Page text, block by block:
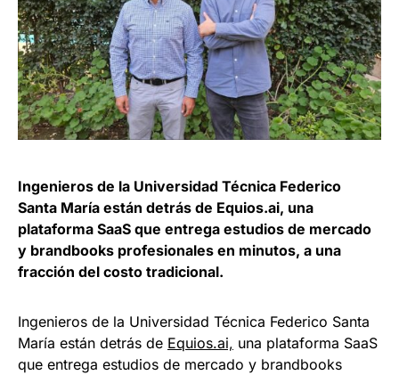
Ingenieros de la Universidad Técnica Federico
Santa María están detrás de Equios.ai, una
plataforma SaaS que entrega estudios de mercado
y brandbooks profesionales en minutos, a una
fracción del costo tradicional.
Ingenieros de la Universidad Técnica Federico Santa
María están detrás de Equios.ai, una plataforma SaaS
que entrega estudios de mercado y brandbooks